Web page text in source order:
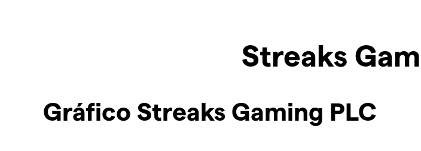
Streaks
Gráfico Streaks Gaming PLC